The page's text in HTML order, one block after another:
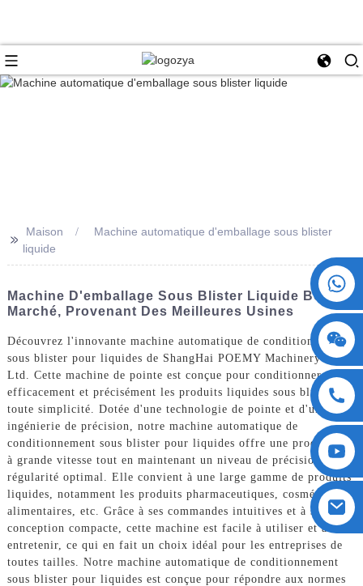
>>
Maison
Machine automatique d'emballage sous blister
liquide
Machine D'emballage Sous Blister Liquide Bon
Marché, Provenant Des Meilleures Usines
Découvrez l'innovante machine automatique de conditionnement
sous blister pour liquides de ShangHai POEMY Machinery Co.,
Ltd. Cette machine de pointe est conçue pour conditionner
efficacement et précisément les produits liquides sous blister, en
toute simplicité. Dotée d'une technologie de pointe et d'une
ingénierie de précision, notre machine automatique de
conditionnement sous blister pour liquides offre une production
à grande vitesse tout en maintenant un niveau de précision et de
régularité optimal. Elle convient à une large gamme de produits
liquides, notamment les produits pharmaceutiques, cosmétiques,
alimentaires, etc. Grâce à ses commandes intuitives et à sa
conception compacte, cette machine est facile à utiliser et à
entretenir, ce qui en fait un choix idéal pour les entreprises de
toutes tailles. Notre machine automatique de conditionnement
sous blister pour liquides est conçue pour répondre aux normes